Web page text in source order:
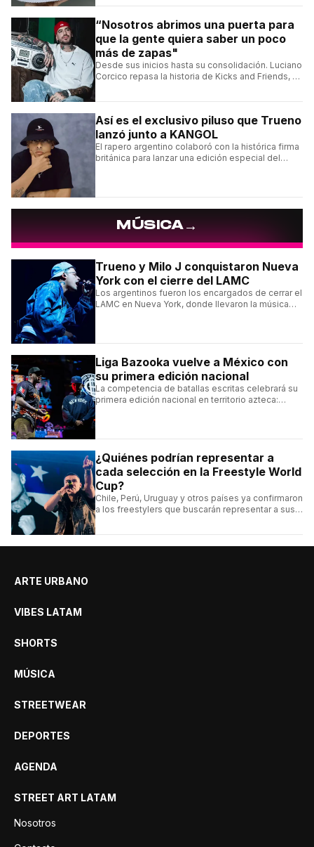
“Nosotros abrimos una puerta para
que la gente quiera saber un poco
más de zapas"
Desde sus inicios hasta su consolidación. Luciano
Corcico repasa la historia de Kicks and Friends, el
Así es el exclusivo piluso que Trueno
lanzó junto a KANGOL
El rapero argentino colaboró con la histórica firma
británica para lanzar una edición especial del
MÚSICA→
Trueno y Milo J conquistaron Nueva
York con el cierre del LAMC
Los argentinos fueron los encargados de cerrar el
LAMC en Nueva York, donde llevaron la música
Liga Bazooka vuelve a México con
su primera edición nacional
La competencia de batallas escritas celebrará su
primera edición nacional en territorio azteca:
¿Quiénes podrían representar a
cada selección en la Freestyle World
Cup?
Chile, Perú, Uruguay y otros países ya confirmaron
a los freestylers que buscarán representar a sus
ARTE URBANO
VIBES LATAM
SHORTS
MÚSICA
STREETWEAR
DEPORTES
AGENDA
STREET ART LATAM
Nosotros